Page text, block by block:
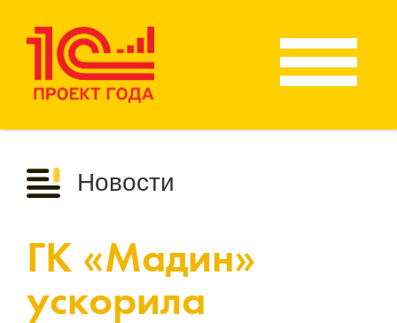
Новости
ГК «Мадин»
ускорила